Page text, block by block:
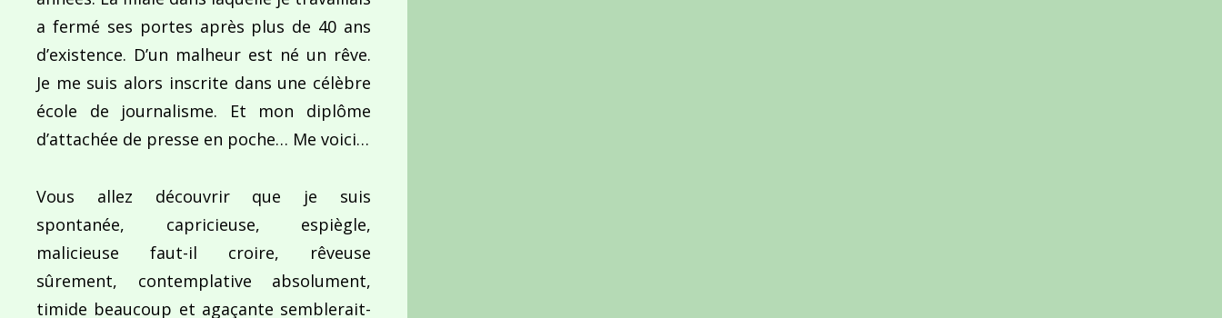
a fermé ses portes après plus de 40 ans
d’existence. D’un malheur est né un rêve.
Je me suis alors inscrite dans une célèbre
école de journalisme. Et mon diplôme
d’attachée de presse en poche… Me voici…
Vous allez découvrir que je suis
spontanée, capricieuse, espiègle,
malicieuse faut-il croire, rêveuse
sûrement, contemplative absolument,
timide beaucoup et agaçante semblerait-